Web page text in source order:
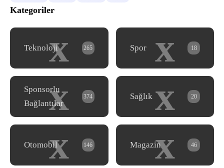
Kategoriler
x
Teknoloji 265 x
Spor 18
x
Sponsorlu
Bağlantılar
374 x
Sağlık 20
x
Otomobil 146 x
Magazin 46